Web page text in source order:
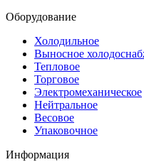
Оборудование
Холодильное
Выносное
Тепловое
Торговое
Электромеханическое
Нейтральное
Весовое
Упаковочное
Информация